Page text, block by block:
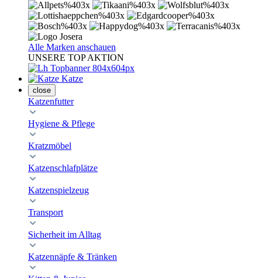
Alle Marken anschauen
UNSERE TOP AKTION
Katze
close
Katzenfutter
Hygiene & Pflege
Kratzmöbel
Katzenschlafplätze
Katzenspielzeug
Transport
Sicherheit im Alltag
Katzennäpfe & Tränken